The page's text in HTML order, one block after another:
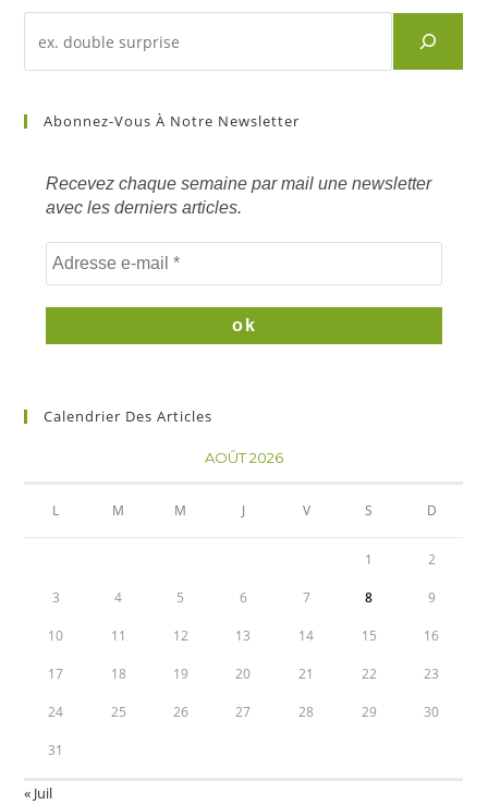
d'un
mots
Abonnez-Vous À Notre Newsletter
Recevez chaque semaine par mail une newsletter
avec les derniers articles.
Calendrier Des Articles
AOÛT 2026
L M M J V S D
1 2
3 4 5 6 7 8 9
10 11 12 13 14 15 16
17 18 19 20 21 22 23
24 25 26 27 28 29 30
31
« Juil